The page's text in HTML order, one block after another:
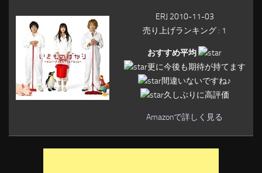
ERJ 2010-11-03
売り上げランキング : 1
おすすめ平均
更に今後も期待が持てます
間違いないですね♪
久しぶりに高評価
Amazonで詳しく見る